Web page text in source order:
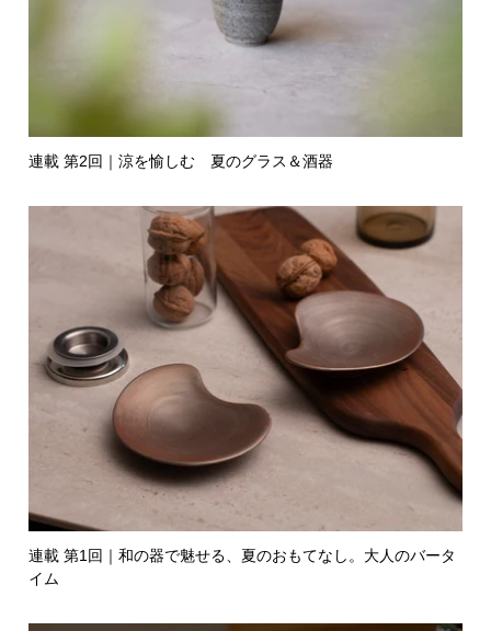
連載 第2回｜涼を愉しむ 夏のグラス＆酒器
連載 第1回｜和の器で魅せる、夏のおもてなし。大人のバータ
イム